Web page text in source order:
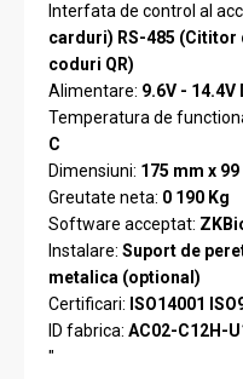
Interfata de control al
carduri) RS-485 (Cititor
coduri QR)
Alimentare: 9.6V - 14.4V
Temperatura de
C
Dimensiuni: 175 mm x
Greutate neta: 0 190 Kg
Software acceptat:
Instalare: Suport de
metalica (optional)
Certificari: ISO14001
ID fabrica: AC02-C12H-
"